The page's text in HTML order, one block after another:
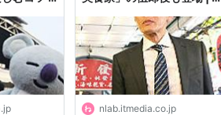
nlab.itmedia.co.jp